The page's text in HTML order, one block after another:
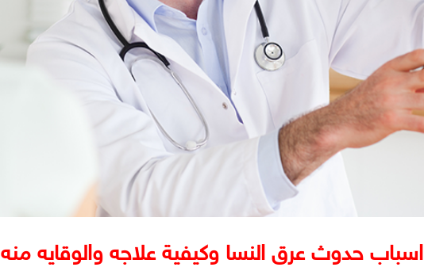
اسباب حدوث عرق النسا وكيفية علاجه والوقايه منه